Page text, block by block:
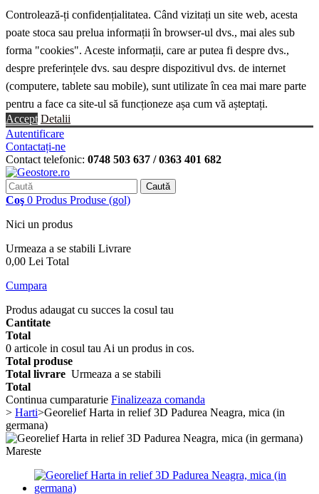
Controlează-ți confidențialitatea. Când vizitați un site web, acesta
poate stoca sau prelua informații în browser-ul dvs., mai ales sub
forma "cookies". Aceste informații, care ar putea fi despre dvs.,
despre preferințele dvs. sau despre dispozitivul dvs. de internet
(computere, tablete sau mobile), sunt utilizate în cea mai mare parte
pentru a face ca site-ul să funcționeze așa cum vă așteptați.
Accept Detalii
Autentificare
Contactați-ne
Contact telefonic: 0748 503 637 / 0363 401 682
Caută
Coş 0 Produs Produse (gol)
Nici un produs
Urmeaza a se stabili Livrare
0,00 Lei Total
Cumpara
Produs adaugat cu succes la cosul tau
Cantitate
Total
0 articole in cosul tau Ai un produs in cos.
Total produse
Total livrare Urmeaza a se stabili
Total
Continua cumparaturie Finalizeaza comanda
> Harti>Georelief Harta in relief 3D Padurea Neagra, mica (in
germana)
Mareste